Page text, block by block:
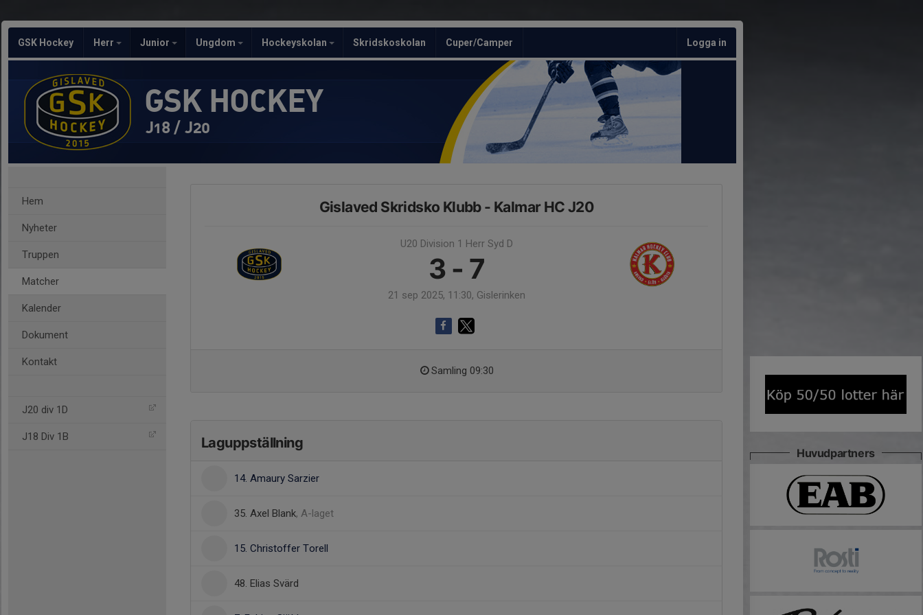
GSK Hockey Herr Junior Ungdom Hockeyskolan Skridskoskolan Cuper/Camper Logga in
GSK HOCKEY
J18 / J20
Hem
Nyheter
Truppen
Matcher
Kalender
Dokument
Kontakt
J20 div 1D
J18 Div 1B
Gislaved Skridsko Klubb - Kalmar HC J20
U20 Division 1 Herr Syd D
3 - 7
21 sep 2025, 11:30, Gislerinken
Samling 09:30
Laguppställning
14. Amaury Sarzier
35. Axel Blank, A-laget
15. Christoffer Torell
48. Elias Svärd
Huvudpartners